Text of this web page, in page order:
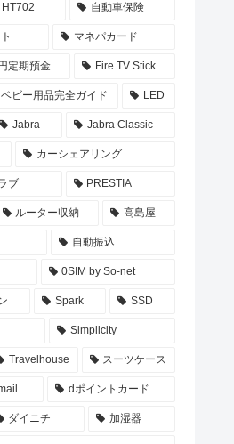
HT702 自動車保険
マネパカード
定期預金 Fire TV Stick
ベビー用品完全ガイド LED
Jabra Jabra Classic
カーシェアリング
ブ PRESTIA
ルーター収納 高島屋
自動振込
0SIM by So-net
Spark SSD
Simplicity
Travelhouse スーツケース
dポイントカード
ダイニチ 加湿器